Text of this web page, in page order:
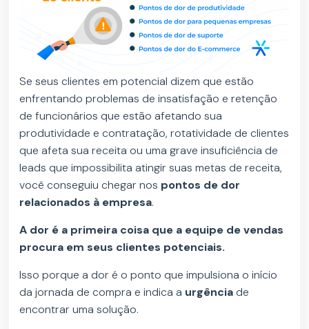
Se seus clientes em potencial dizem que estão
enfrentando problemas de insatisfação e retenção
de funcionários que estão afetando sua
produtividade e contratação, rotatividade de clientes
que afeta sua receita ou uma grave insuficiência de
leads que impossibilita atingir suas metas de receita,
você conseguiu chegar nos pontos de dor
relacionados à empresa.
A dor é a primeira coisa que a equipe de vendas
procura em seus clientes potenciais.
Isso porque a dor é o ponto que impulsiona o início
da jornada de compra e indica a urgênciade
encontrar uma solução.